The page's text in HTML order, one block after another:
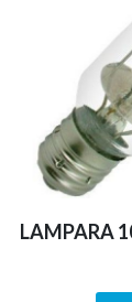
LAMPARA